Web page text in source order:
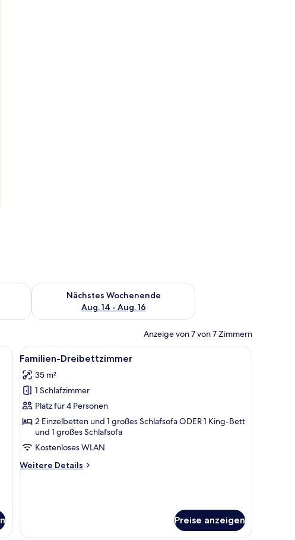
Wochenende, Aug. 7 - Aug. 9.
Nächstes Wochenende
Aug. 14 - Aug. 16
Überprüfe die Verfügbarkeit für nächstes Wochenende, Aug.
Anzeige von 7 von 7 Zimmern
einem Schreibtisch, einem Stuhl, einem Fernseher und einem Fenster mit
Alle
Fotos
für
Familien-
Dreibettzimmer
anzeigen
Ein Hotelzimmer mit zwei Betten, einem
16
Familien-Dreibettzimmer
35 m²
1 Schlafzimmer
Platz für 4 Personen
2 Einzelbetten und 1 großes Schlafsofa ODER 1 King-Bett
und 1 großes Schlafsofa
Kostenloses WLAN
Weitere Details
Weitere
Preise anzeigen